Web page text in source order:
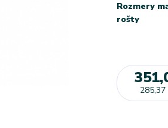
Rozmery
rošty
285,37